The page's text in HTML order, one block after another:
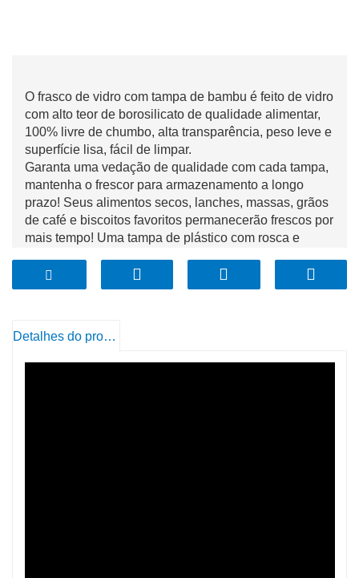
O frasco de vidro com tampa de bambu é feito de vidro
com alto teor de borosilicato de qualidade alimentar,
100% livre de chumbo, alta transparência, peso leve e
superfície lisa, fácil de limpar.
Garanta uma vedação de qualidade com cada tampa,
mantenha o frescor para armazenamento a longo
prazo! Seus alimentos secos, lanches, massas, grãos
de café e biscoitos favoritos permanecerão frescos por
mais tempo! Uma tampa de plástico com rosca e
por mais tempo. Evite que o açúcar fique duro, que os
biscoitos fiquem estragados e mantenha a farinha livre
Detalhes do produto